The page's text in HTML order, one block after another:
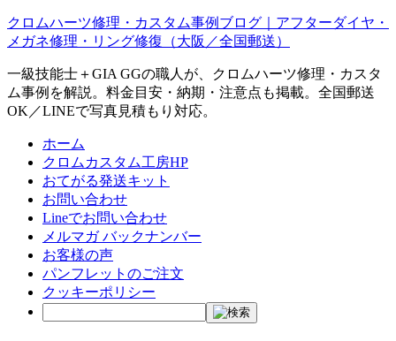
クロムハーツ修理・カスタム事例ブログ｜アフターダイヤ・
メガネ修理・リング修復（大阪／全国郵送）
一級技能士＋GIA GGの職人が、クロムハーツ修理・カスタ
ム事例を解説。料金目安・納期・注意点も掲載。全国郵送
OK／LINEで写真見積もり対応。
ホーム
クロムカスタム工房HP
おてがる発送キット
お問い合わせ
Lineでお問い合わせ
メルマガ バックナンバー
お客様の声
パンフレットのご注文
クッキーポリシー